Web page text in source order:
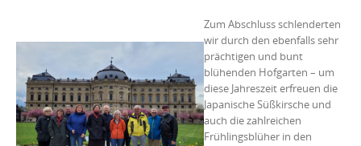
Zum Abschluss schlenderten
wir durch den ebenfalls sehr
prächtigen und bunt
blühenden Hofgarten – um
diese Jahreszeit erfreuen die
Japanische Süßkirsche und
auch die zahlreichen
Frühlingsblüher in den